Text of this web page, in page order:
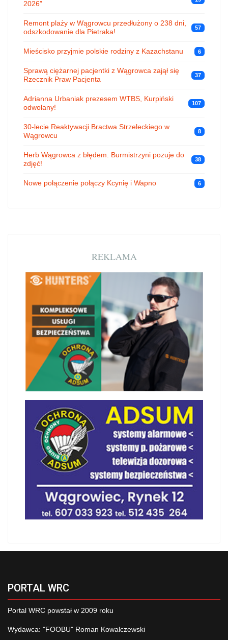
2026”
Remont plaży w Wągrowcu przedłużony o 238 dni,
odszkodowanie dla Pietraka!
57
Mieścisko przyjmie polskie rodziny z Kazachstanu 6
Sprawą ciężarnej pacjentki z Wągrowca zajął się
Rzecznik Praw Pacjenta
37
Adrianna Urbaniak prezesem WTBS, Kurpiński
odwołany!
107
30-lecie Reaktywacji Bractwa Strzeleckiego w
Wągrowcu
8
Herb Wągrowca z błędem. Burmistrzyni pozuje do
zdjęć!
38
Nowe połączenie połączy Kcynię i Wapno 6
REKLAMA
PORTAL WRC
Portal WRC powstał w 2009 roku
Wydawca: "FOOBU" Roman Kowalczewski